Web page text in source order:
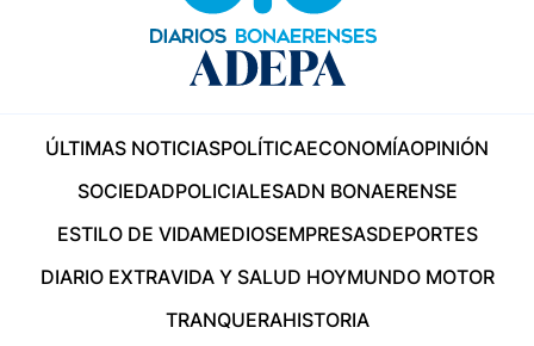
ÚLTIMAS NOTICIASPOLÍTICAECONOMÍAOPINIÓN
SOCIEDADPOLICIALESADN BONAERENSE
ESTILO DE VIDAMEDIOSEMPRESASDEPORTES
DIARIO EXTRAVIDA Y SALUD HOYMUNDO MOTOR
TRANQUERAHISTORIA